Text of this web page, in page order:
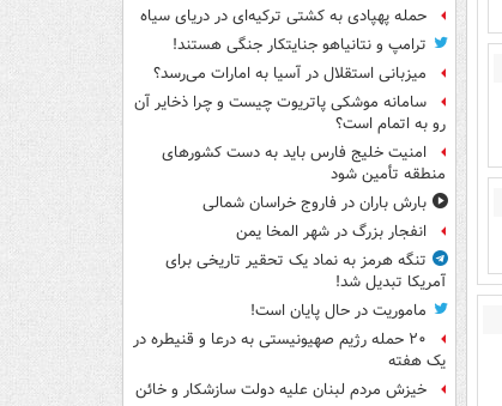
حمله پهپادی به کشتی ترکیه‌ای در دریای سیاه
ترامپ و نتانیاهو جنایتکار جنگی هستند!
میزبانی استقلال در آسیا به امارات می‌رسد؟
سامانه موشکی پاتریوت چیست و چرا ذخایر آن
رو به اتمام است؟
امنیت خلیج فارس باید به دست کشورهای
منطقه تأمین شود
بارش باران در فاروج خراسان شمالی
انفجار بزرگ در شهر المخا یمن
تنگه هرمز به نماد یک تحقیر تاریخی برای
آمریکا تبدیل شد!
ماموریت در حال پایان است!
۲۰ حمله رژیم صهیونیستی به درعا و قنیطره در
یک هفته
خیزش مردم لبنان علیه دولت سازشکار و خائن